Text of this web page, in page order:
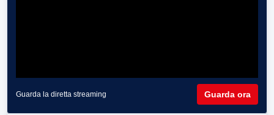
Guarda la diretta streaming Guarda ora